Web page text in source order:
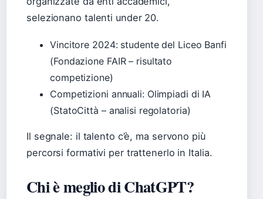
selezionano talenti under 20.
Vincitore 2024: studente del Liceo Banfi
(Fondazione FAIR – risultato
competizione)
Competizioni annuali: Olimpiadi di IA
(StatoCittà – analisi regolatoria)
Il segnale: il talento c’è, ma servono più
percorsi formativi per trattenerlo in Italia.
Chi è meglio di ChatGPT?